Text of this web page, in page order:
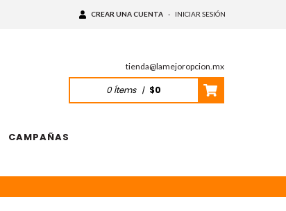
CREAR UNA CUENTA - INICIAR SESIÓN
tienda@lamejoropcion.mx
0Ítems | $0
CAMPAÑAS